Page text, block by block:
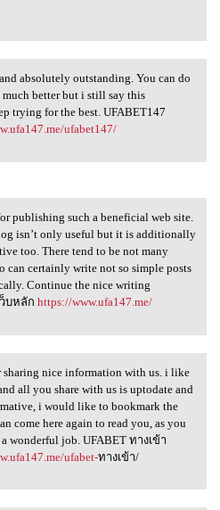
absolutely
absolutely outstanding. You can do
much better but i still say this
trying for the best. UFABET147
ufabet147/
publishing such
publishing such a beneficial web site.
isn’t only useful but it is additionally
too. There tend to be not many
can certainly write not so simple posts
Continue the nice writing
ว็บหลัก https://www.ufa147.me/
sharing nice
sharing nice information with us. i like
all you share with us is uptodate and
i would like to bookmark the
come here again to read you, as you
a wonderful job. UFABET ทางเข้า
ufabet-ทางเข้า/